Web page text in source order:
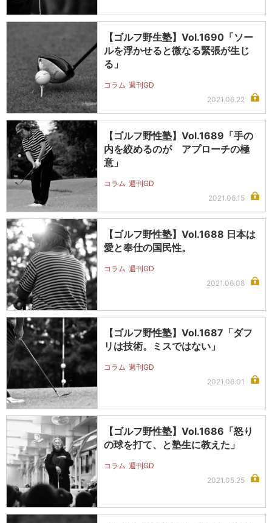
【ゴルフ野生塾】Vol.1690「ソー
ルを浮かせると微なる緊張が生じ
る」
コラム 週刊GD
2021.06.22
【ゴルフ野性塾】Vol.1689「手の
内を絞めるのが アプローチの極
意」
コラム 週刊GD
2021.06.15
【ゴルフ野性塾】Vol.1688 日本は
愛と奉仕の国民性。
コラム 週刊GD
2021.06.08
【ゴルフ野性塾】Vol.1687「ダフ
リは技術。ミスではない」
コラム 週刊GD
2021.06.01
【ゴルフ野性塾】Vol.1686「怒り
の球を打て、と塾生に教えた」
コラム 週刊GD
2021.05.25